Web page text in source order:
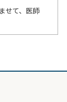
せて、医師